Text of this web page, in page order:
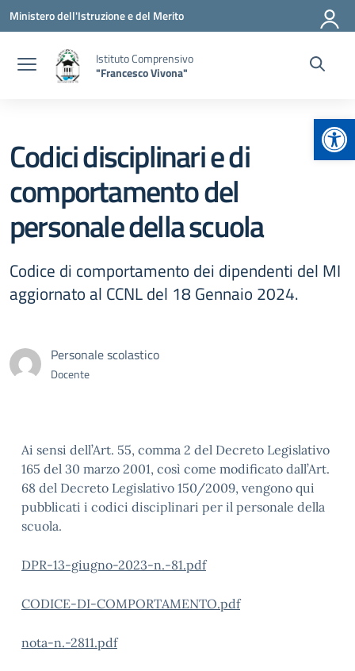
Vai ai contenuti
Vai al menu di navigazione
Vai al footer
Ministero dell'Istruzione e del Merito
Istituto Comprensivo
"Francesco Vivona"
Codici disciplinari e di
comportamento del
personale della scuola
Codice di comportamento dei dipendenti del MI
aggiornato al CCNL del 18 Gennaio 2024.
Personale scolastico
Docente
Ai sensi dell’Art. 55, comma 2 del Decreto Legislativo
165 del 30 marzo 2001, così come modificato dall’Art.
68 del Decreto Legislativo 150/2009, vengono qui
pubblicati i codici disciplinari per il personale della
scuola.
DPR-13-giugno-2023-n.-81.pdf
CODICE-DI-COMPORTAMENTO.pdf
nota-n.-2811.pdf